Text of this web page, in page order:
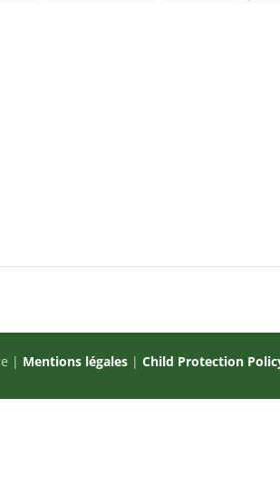
| Mentions légales | Child Protection